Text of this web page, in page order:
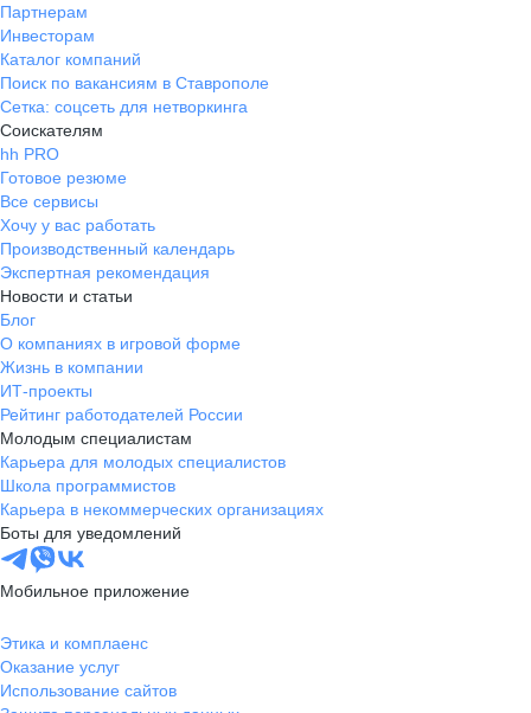
Партнерам
Инвесторам
Каталог компаний
Поиск по вакансиям в Ставрополе
Сетка: соцсеть для нетворкинга
Соискателям
hh PRO
Готовое резюме
Все сервисы
Хочу у вас работать
Производственный календарь
Экспертная рекомендация
Новости и статьи
Блог
О компаниях в игровой форме
Жизнь в компании
ИТ-проекты
Рейтинг работодателей России
Молодым специалистам
Карьера для молодых специалистов
Школа программистов
Карьера в некоммерческих организациях
Боты для уведомлений
Мобильное приложение
Этика и комплаенс
Оказание услуг
Использование сайтов